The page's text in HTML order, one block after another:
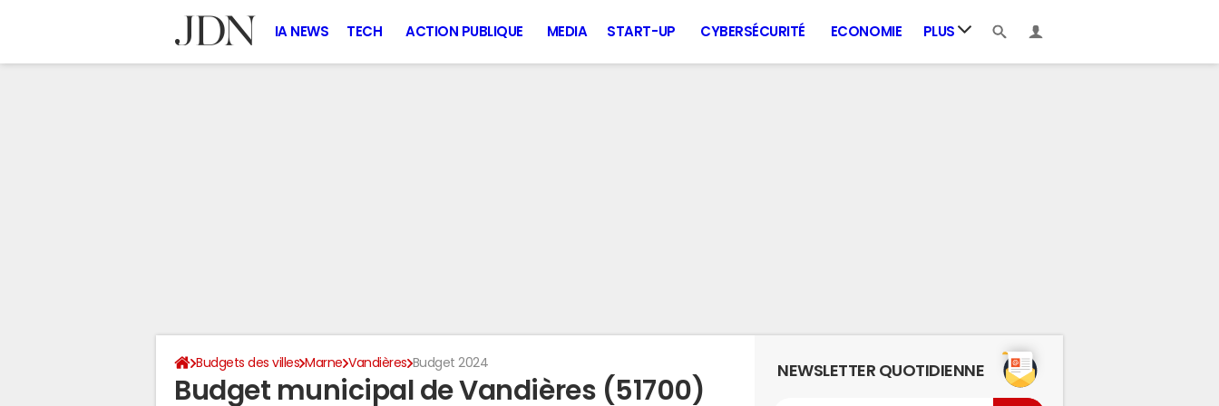
IA NEWS TECH ACTION PUBLIQUE MEDIA START-UP CYBERSÉCURITÉ ECONOMIE PLUS
Budgets des villes Marne Vandières Budget 2024
Budget municipal de Vandières (51700)
NEWSLETTER QUOTIDIENNE